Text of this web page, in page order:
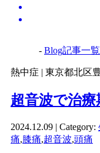
- Blog記事一覧
熱中症 | 東京都北区
超音波で治療
2024.12.09 | Category:
痛,膝痛,超音波,頭痛